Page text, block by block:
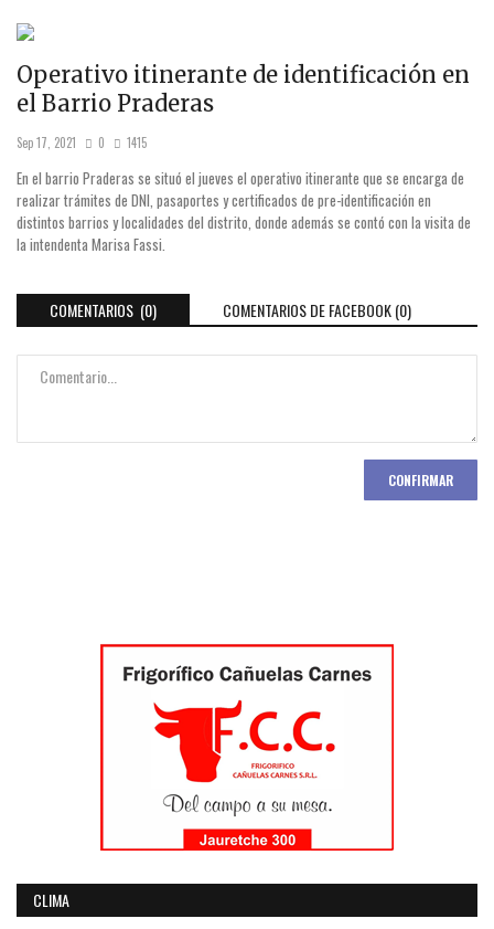
Operativo itinerante de identificación en
el Barrio Praderas
Sep 17, 2021 0 1415
En el barrio Praderas se situó el jueves el operativo itinerante que se encarga de
realizar trámites de DNI, pasaportes y certificados de pre-identificación en
distintos barrios y localidades del distrito, donde además se contó con la visita de
la intendenta Marisa Fassi.
COMENTARIOS (0) COMENTARIOS DE FACEBOOK (0)
CONFIRMAR
CLIMA